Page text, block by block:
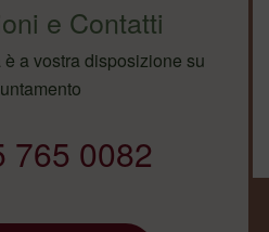
e Contatti
a vostra disposizione su
765 0082